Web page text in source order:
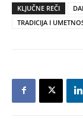
KLJUČNE REČI
TRADICIJA I